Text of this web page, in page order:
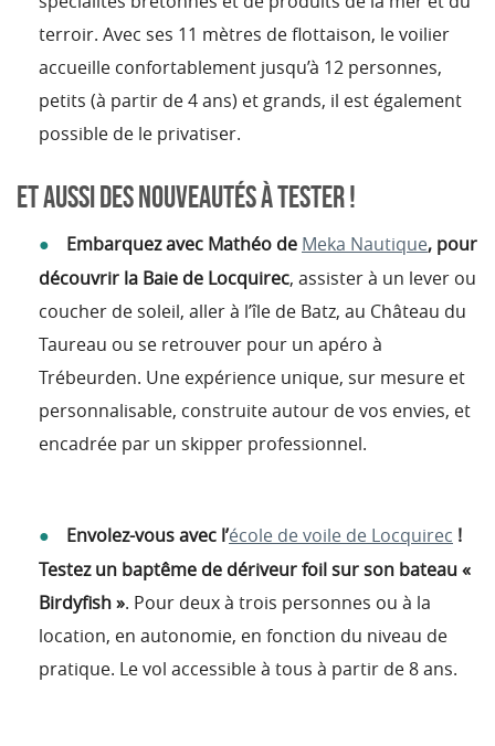
terroir. Avec ses 11 mètres de flottaison, le voilier
accueille confortablement jusqu’à 12 personnes,
petits (à partir de 4 ans) et grands, il est également
possible de le privatiser.
ET AUSSI DES NOUVEAUTÉS À TESTER !
Embarquez avec Mathéo de Meka Nautique, pour
découvrir la Baie de Locquirec, assister à un lever ou
coucher de soleil, aller à l’île de Batz, au Château du
Taureau ou se retrouver pour un apéro à
Trébeurden. Une expérience unique, sur mesure et
personnalisable, construite autour de vos envies, et
encadrée par un skipper professionnel.
Envolez-vous avec l’école de voile de Locquirec !
Testez un baptême de dériveur foil sur son bateau «
Birdyfish ». Pour deux à trois personnes ou à la
location, en autonomie, en fonction du niveau de
pratique. Le vol accessible à tous à partir de 8 ans.